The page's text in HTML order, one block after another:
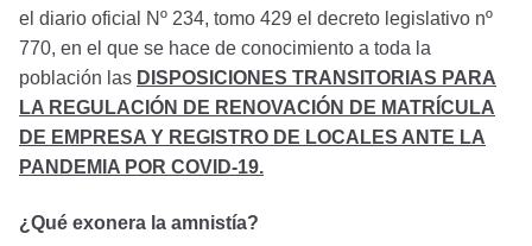
el diario oficial Nº 234, tomo 429 el decreto legislativo nº
770, en el que se hace de conocimiento a toda la
población las DISPOSICIONES TRANSITORIAS PARA
LA REGULACIÓN DE RENOVACIÓN DE MATRÍCULA
DE EMPRESA Y REGISTRO DE LOCALES ANTE LA
PANDEMIA POR COVID-19.
¿Qué exonera la amnistía?